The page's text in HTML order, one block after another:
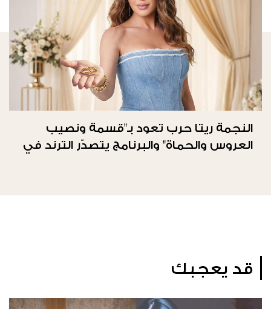
النجمة ريتا حرب تعود بـ"قسمة ونصيب
العروس والحماة" والبرنامج يتصدّر الترند في
قد يعجبك